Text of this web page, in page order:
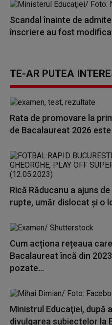
Scandal înainte de
înscriere au fost
TE-AR PUTEA
Rata de promovare la
de Bacalaureat 2026 este
Rică Răducanu a ajuns
rupte, umăr dislocat şi o
Cum acționa rețeaua
Bacalaureat încă din
pozate...
Ministrul Educaţiei, după
divulgarea subiectelor la